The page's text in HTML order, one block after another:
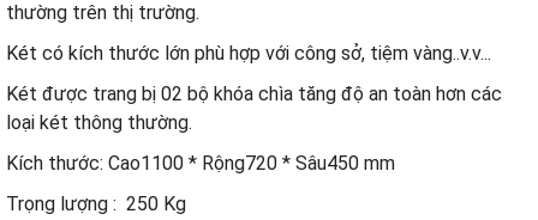
thường trên thị trường.
Két có kích thước lớn phù hợp với công sở, tiệm vàng..v.v...
Két được trang bị 02 bộ khóa chìa tăng độ an toàn hơn các
loại két thông thường.
Kích thước: Cao1100 * Rộng720 * Sâu450 mm
Trọng lượng : 250 Kg